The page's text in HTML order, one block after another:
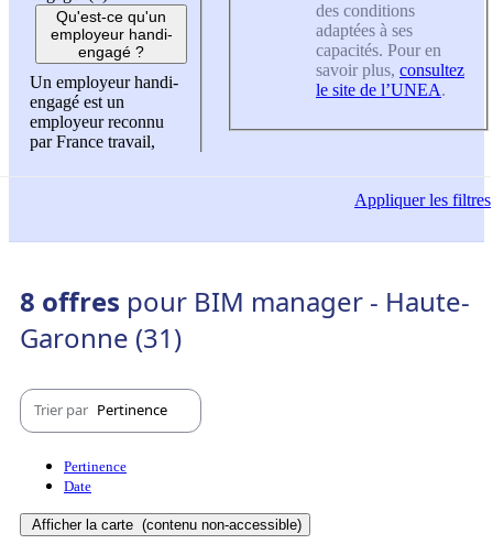
Qu'est-ce qu'un
employeur handi-
engagé ?
Un employeur handi-
engagé est un
employeur reconnu
par France travail,
des conditions
adaptées à ses
capacités. Pour en
savoir plus, consultez
le site de l’UNEA.
Appliquerles filtres
8 offres pour BIM manager - Haute-
Garonne (31)
Trier par Pertinence
Pertinence
Date
Afficher la carte (contenu non-accessible)